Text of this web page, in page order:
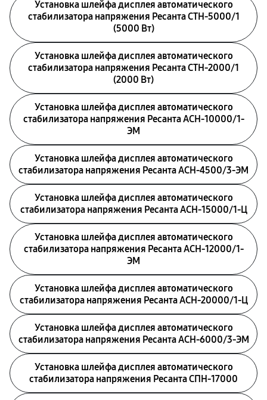
Установка шлейфа дисплея автоматического
стабилизатора напряжения Ресанта СТН-5000/1
(5000 Вт)
Установка шлейфа дисплея автоматического
стабилизатора напряжения Ресанта СТН-2000/1
(2000 Вт)
Установка шлейфа дисплея автоматического
стабилизатора напряжения Ресанта АСН-10000/1-
ЭМ
Установка шлейфа дисплея автоматического
стабилизатора напряжения Ресанта АСН-4500/3-ЭМ
Установка шлейфа дисплея автоматического
стабилизатора напряжения Ресанта АСН-15000/1-Ц
Установка шлейфа дисплея автоматического
стабилизатора напряжения Ресанта АСН-12000/1-
ЭМ
Установка шлейфа дисплея автоматического
стабилизатора напряжения Ресанта АСН-20000/1-Ц
Установка шлейфа дисплея автоматического
стабилизатора напряжения Ресанта АСН-6000/3-ЭМ
Установка шлейфа дисплея автоматического
стабилизатора напряжения Ресанта СПН-17000